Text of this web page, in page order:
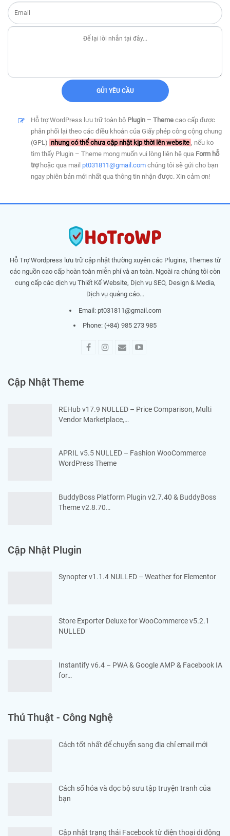
Hỗ trợ WordPress lưu trữ toàn bộ Plugin – Theme cao cấp được
phân phối lại theo các điều khoản của Giấy phép công cộng chung
(GPL) nhưng có thể chưa cập nhật kịp thời lên website , nếu ko
tìm thấy Plugin – Theme mong muốn vui lòng liên hệ qua Form hỗ
trợhoặc qua mail pt031811@gmail.com chúng tôi sẽ gửi cho bạn
ngay phiên bản mới nhất qua thông tin nhận được. Xin cảm ơn!
Hỗ Trợ Wordpress lưu trữ cập nhật thường xuyên các Plugins, Themes từ
các nguồn cao cấp hoàn toàn miễn phí và an toàn. Ngoài ra chúng tôi còn
cung cấp các dịch vụ Thiết Kế Website, Dịch vụ SEO, Design & Media,
Dịch vụ quảng cáo...
Email: pt031811@gmail.com
Phone: (+84) 985 273 985
Cập Nhật Theme
REHub v17.9 NULLED – Price Comparison, Multi
Vendor Marketplace,…
APRIL v5.5 NULLED – Fashion WooCommerce
WordPress Theme
BuddyBoss Platform Plugin v2.7.40 & BuddyBoss
Theme v2.8.70…
Cập Nhật Plugin
Synopter v1.1.4 NULLED – Weather for Elementor
Store Exporter Deluxe for WooCommerce v5.2.1
NULLED
Instantify v6.4 – PWA & Google AMP & Facebook IA
for…
Thủ Thuật - Công Nghệ
Cách tốt nhất để chuyển sang địa chỉ email mới
Cách số hóa và đọc bộ sưu tập truyện tranh của
bạn
Cập nhật trạng thái Facebook từ điện thoại di động